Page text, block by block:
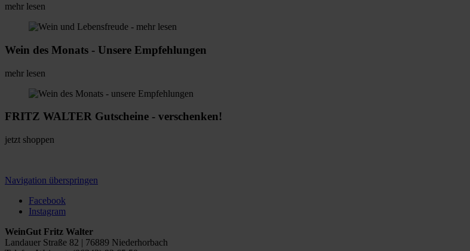
mehr lesen
Wein des Monats - Unsere Empfehlungen
mehr lesen
FRITZ WALTER Gutscheine - verschenken!
jetzt shoppen
Navigation überspringen
Facebook
Instagram
WeinGut Fritz Walter
Landauer Straße 82 | 76889 Niederhorbach